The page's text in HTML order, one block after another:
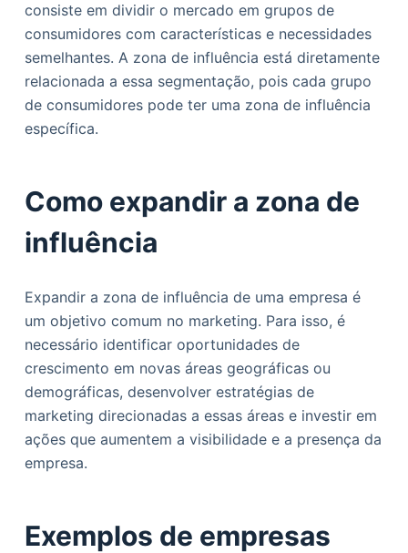
consiste em dividir o mercado em grupos de
consumidores com características e necessidades
semelhantes. A zona de influência está diretamente
relacionada a essa segmentação, pois cada grupo
de consumidores pode ter uma zona de influência
específica.
Como expandir a zona de
influência
Expandir a zona de influência de uma empresa é
um objetivo comum no marketing. Para isso, é
necessário identificar oportunidades de
crescimento em novas áreas geográficas ou
demográficas, desenvolver estratégias de
marketing direcionadas a essas áreas e investir em
ações que aumentem a visibilidade e a presença da
empresa.
Exemplos de empresas